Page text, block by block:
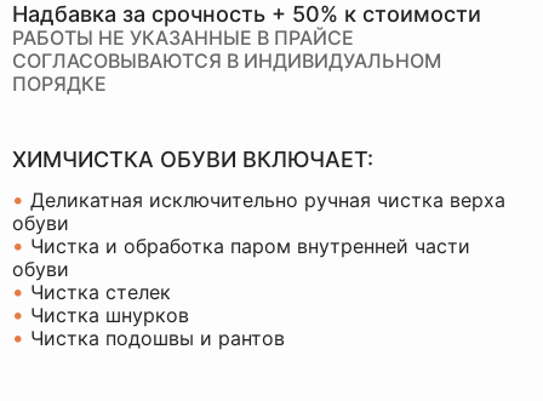
Надбавка за срочность + 50% к стоимости
РАБОТЫ НЕ УКАЗАННЫЕ В ПРАЙСЕ
СОГЛАСОВЫВАЮТСЯ В ИНДИВИДУАЛЬНОМ
ПОРЯДКЕ
ХИМЧИСТКА ОБУВИ ВКЛЮЧАЕТ:
• Деликатная исключительно ручная чистка верха
обуви
• Чистка и обработка паром внутренней части
обуви
• Чистка стелек
• Чистка шнурков
• Чистка подошвы и рантов